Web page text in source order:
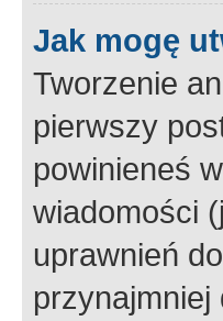
Jak mogę
Tworzenie
pierwszy
powinieneś
wiadomości
uprawnień